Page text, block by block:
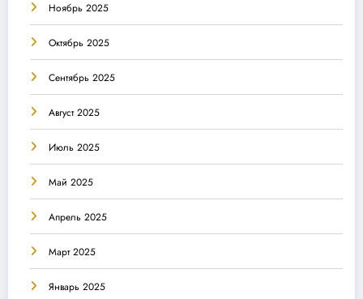
Ноябрь 2025
Октябрь 2025
Сентябрь 2025
Август 2025
Июль 2025
Май 2025
Апрель 2025
Март 2025
Январь 2025